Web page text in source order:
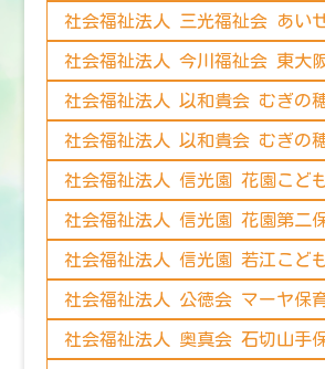
社会福祉法人 三光福祉会 あい
社会福祉法人 今川福祉会 東大
社会福祉法人 以和貴会 むぎの
社会福祉法人 以和貴会 むぎの
社会福祉法人 信光園 花園こど
社会福祉法人 信光園 花園第二
社会福祉法人 信光園 若江こど
社会福祉法人 公徳会 マーヤ保
社会福祉法人 奥真会 石切山手